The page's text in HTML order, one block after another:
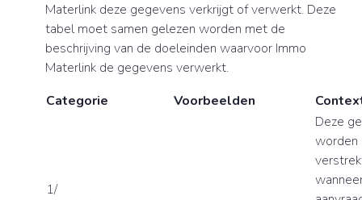
Materlink deze gegevens verkrijgt of verwerkt. Deze
tabel moet samen gelezen worden met de
beschrijving van de doeleinden waarvoor Immo
Materlink de gegevens verwerkt.
Categorie
Voorbeelden
1/
Deze
worden